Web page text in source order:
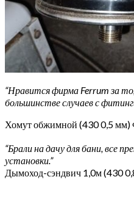
“Нравится фирма Ferrum за
большинстве случаев с
Хомут обжимной (430 0,5
“Брали на дачу для бани, все
установки.”
Дымоход-сэндвич 1,0м (430